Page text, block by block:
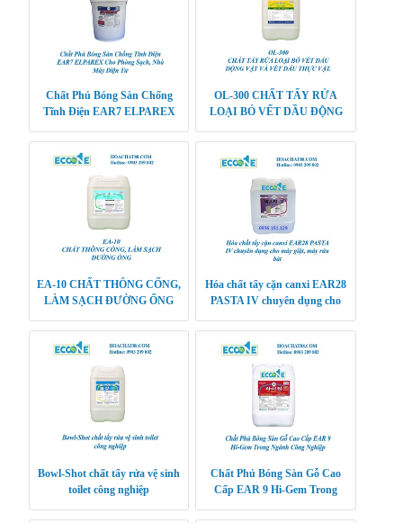
Chất Phủ Bóng Sàn Chống
Tĩnh Điện EAR7 ELPAREX
Tử
OL-300 CHẤT TẨY RỬA
LOẠI BỎ VẾT DẦU ĐỘNG
VẬT.
EA-10 CHẤT THÔNG CỐNG,
LÀM SẠCH ĐƯỜNG ỐNG
Hóa chất tẩy cặn canxi EAR28
PASTA IV chuyên dụng cho
Bowl-Shot chất tẩy rửa vệ sinh
toilet công nghiệp
Chất Phủ Bóng Sàn Gỗ Cao
Cấp EAR 9 Hi-Gem Trong